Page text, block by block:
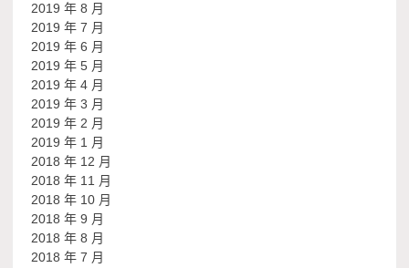
2019 年 8 月
2019 年 7 月
2019 年 6 月
2019 年 5 月
2019 年 4 月
2019 年 3 月
2019 年 2 月
2019 年 1 月
2018 年 12 月
2018 年 11 月
2018 年 10 月
2018 年 9 月
2018 年 8 月
2018 年 7 月